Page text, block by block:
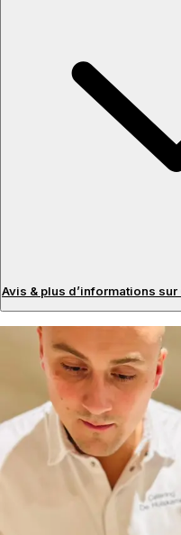
Avis & plus d’informations
À propos du chef
After honing his skills at
including Kasteel
Brauers, Restaurant
Lute of Masterchef
and as a sous chef in a
Zealand, Chef Vincent
bring his expertise to